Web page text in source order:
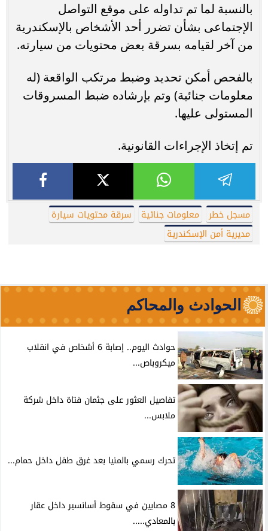
بالنسبة لما تم تداوله على موقع التواصل
الإجتماعى بشأن تضرر أحد الأشخاص بالإسكندرية
من آخر لقيامه بسرقة بعض محتويات من سيارته.
بالفحص أمكن تحديد وضبط مرتكب الواقعة (له
معلومات جنائية) وتم بإرشاده ضبط المسروقات
المستولى عليها.
تم إتخاذ الإجراءات القانونية.
مسجل خطر معلومات جنائية
سرقة محتويات سيارة
مديرية أمن الإسكندرية
الحوادث والمحاكم
حوادث اليوم.. إصابة 6 أشخاص في انقلاب
ميكروباص...
تفاصيل العثور على جثمان فتاة داخل شركة
ملابس...
تحرك رسمي بالمنيا بعد غرق طفل داخل حمام...
8 مصابين في سقوط أسانسير داخل عقار
بالمعادي.....